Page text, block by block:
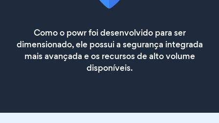
Como o powr foi desenvolvido para ser
dimensionado, ele possui a segurança integrada
mais avançada e os recursos de alto volume
disponíveis.